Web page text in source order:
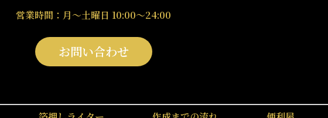
営業時間：月〜土曜日 10:00～24:00
お問い合わせ
グ
ル
リ